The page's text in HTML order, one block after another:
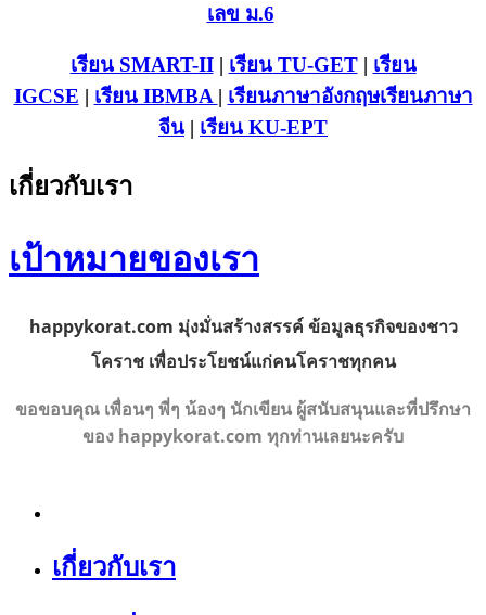
เลข ม.6
เรียน SMART-II| เรียน TU-GET| เรียน
IGCSE | เรียน IBMBA | เรียนภาษาอังกฤษเรียนภาษา
จีน | เรียน KU-EPT
เกี่ยวกับเรา
เป้าหมายของเรา
happykorat.com มุ่งมั่นสร้างสรรค์ ข้อมูลธุรกิจของชาว
โคราช เพื่อประโยชน์แก่คนโคราชทุกคน
ขอขอบคุณ เพื่อนๆ พี่ๆ น้องๆ นักเขียน ผู้สนับสนุนและที่ปรึกษา
ของ happykorat.com ทุกท่านเลยนะครับ
เกี่ยวกับเรา